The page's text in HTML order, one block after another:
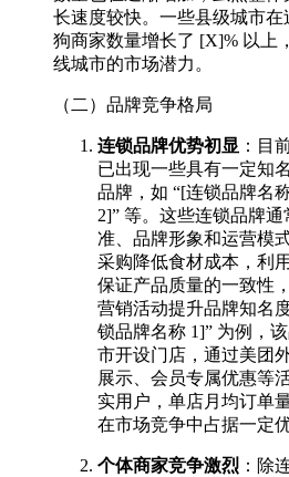
长速度较快。一些县级城市
狗商家数量增长了 [X]% 以上
线城市的市场潜力。​
（二）品牌竞争格局​
连锁品牌优势初显 ：目
已出现一些具有一定知
品牌，如 “[连锁品牌名
2]” 等。这些连锁品牌
准、品牌形象和运营模
采购降低食材成本，利
保证产品质量的一致性
营销活动提升品牌知名
锁品牌名称 1]” 为例，
市开设门店，通过美团
展示、会员专属优惠等
实用户，单店月均订单
在市场竞争中占据一定优
个体商家竞争激烈 ：除